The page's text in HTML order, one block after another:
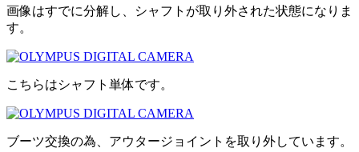
画像はすでに分解し、シャフトが取り外された状態になりま
す。
こちらはシャフト単体です。
ブーツ交換の為、アウタージョイントを取り外しています。